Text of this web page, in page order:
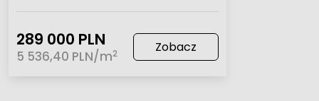
289 000 PLN
5 536,40 PLN/m2 Zobacz